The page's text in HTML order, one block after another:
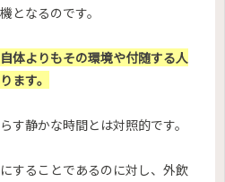
となるのです。
体よりもその環境や付随する人
ます。
す静かな時間とは対照的です。
することであるのに対し、外飲